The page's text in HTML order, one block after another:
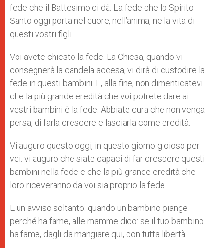
fede che il Battesimo ci dà. La fede che lo Spirito
Santo oggi porta nel cuore, nell’anima, nella vita di
questi vostri figli.
Voi avete chiesto la fede. La Chiesa, quando vi
consegnerà la candela accesa, vi dirà di custodire la
fede in questi bambini. E, alla fine, non dimenticatevi
che la più grande eredità che voi potrete dare ai
vostri bambini è la fede. Abbiate cura che non venga
persa, di farla crescere e lasciarla come eredità.
Vi auguro questo oggi, in questo giorno gioioso per
voi: vi auguro che siate capaci di far crescere questi
bambini nella fede e che la più grande eredità che
loro riceveranno da voi sia proprio la fede.
E un avviso soltanto: quando un bambino piange
perché ha fame, alle mamme dico: se il tuo bambino
ha fame, dagli da mangiare qui, con tutta libertà.